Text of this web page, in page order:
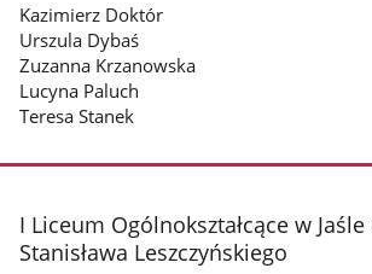
Kazimierz Doktór
Urszula Dybaś
Zuzanna Krzanowska
Lucyna Paluch
Teresa Stanek
stopka
I Liceum Ogólnokształcące w
Stanisława Leszczyńskiego